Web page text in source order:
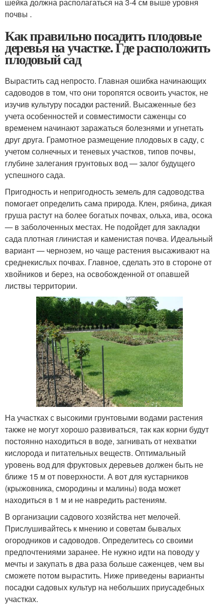
почвы .
Как правильно посадить плодовые
деревья на участке. Где расположить
плодовый сад
Вырастить сад непросто. Главная ошибка начинающих
садоводов в том, что они торопятся освоить участок, не
изучив культуру посадки растений. Высаженные без
учета особенностей и совместимости саженцы со
временем начинают заражаться болезнями и угнетать
друг друга. Грамотное размещение плодовых в саду, с
учетом солнечных и теневых участков, типов почвы,
глубине залегания грунтовых вод — залог будущего
успешного сада.
Пригодность и непригодность земель для садоводства
помогает определить сама природа. Клен, рябина, дикая
груша растут на более богатых почвах, ольха, ива, осока
— в заболоченных местах. Не подойдет для закладки
сада плотная глинистая и каменистая почва. Идеальный
вариант — чернозем, но чаще растения высаживают на
среднекислых почвах. Главное, сделать это в стороне от
хвойников и берез, на освобожденной от опавшей
листвы территории.
На участках с высокими грунтовыми водами растения
также не могут хорошо развиваться, так как корни будут
постоянно находиться в воде, загнивать от нехватки
кислорода и питательных веществ. Оптимальный
уровень вод для фруктовых деревьев должен быть не
ближе 15 м от поверхности. А вот для кустарников
(крыжовника, смородины и малины) вода может
находиться в 1 м и не навредить растениям.
В организации садового хозяйства нет мелочей.
Прислушивайтесь к мнению и советам бывалых
огородников и садоводов. Определитесь со своими
предпочтениями заранее. Не нужно идти на поводу у
мечты и закупать в два раза больше саженцев, чем вы
сможете потом вырастить. Ниже приведены варианты
посадки садовых культур на небольших приусадебных
участках.